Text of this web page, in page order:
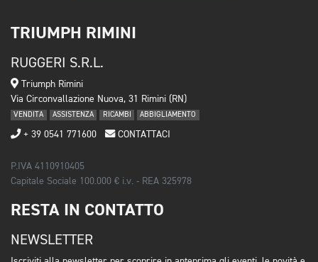
TRIUMPH RIMINI
RUGGERI S.R.L.
Triumph Rimini
Via Circonvallazione Nuova, 31 Rimini (RN)
VENDITA ASSISTENZA RICAMBI ABBIGLIAMENTO
+ 39 0541 771600 CONTATTACI
P.IVA 4110910405
Capitale Sociale 100.000 € i.v. - REA 325978
RESTA IN CONTATTO
NEWSLETTER